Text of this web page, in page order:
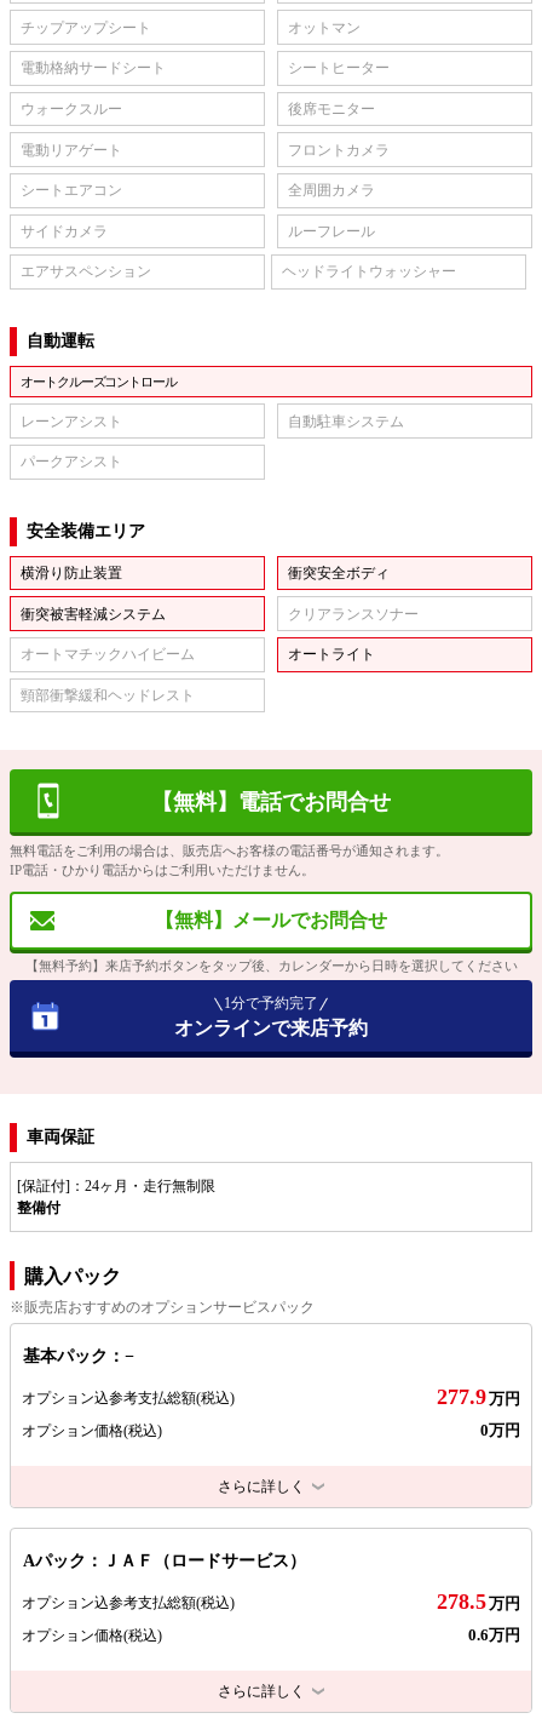
チップアップシート オットマン
電動格納サードシート シートヒーター
ウォークスルー 後席モニター
電動リアゲート フロントカメラ
シートエアコン 全周囲カメラ
サイドカメラ ルーフレール
エアサスペンション ヘッドライトウォッシャー
自動運転
オートクルーズコントロール
レーンアシスト 自動駐車システム
パークアシスト
安全装備エリア
横滑り防止装置 衝突安全ボディ
衝突被害軽減システム クリアランスソナー
オートマチックハイビーム オートライト
頸部衝撃緩和ヘッドレスト
【無料】電話でお問合せ
無料電話をご利用の場合は、販売店へお客様の電話番号が通知されます。
IP電話・ひかり電話からはご利用いただけません。
【無料】メールでお問合せ
【無料予約】来店予約ボタンをタップ後、カレンダーから日時を選択してください
1分で予約完了
オンラインで来店予約
車両保証
[保証付]：24ヶ月・走行無制限
整備付
購入パック
※販売店おすすめのオプションサービスパック
基本パック：−
オプション込参考支払総額(税込) 277.9万円
オプション価格(税込) 0万円
さらに詳しく
Aパック：ＪＡＦ（ロードサービス）
オプション込参考支払総額(税込) 278.5万円
オプション価格(税込) 0.6万円
さらに詳しく